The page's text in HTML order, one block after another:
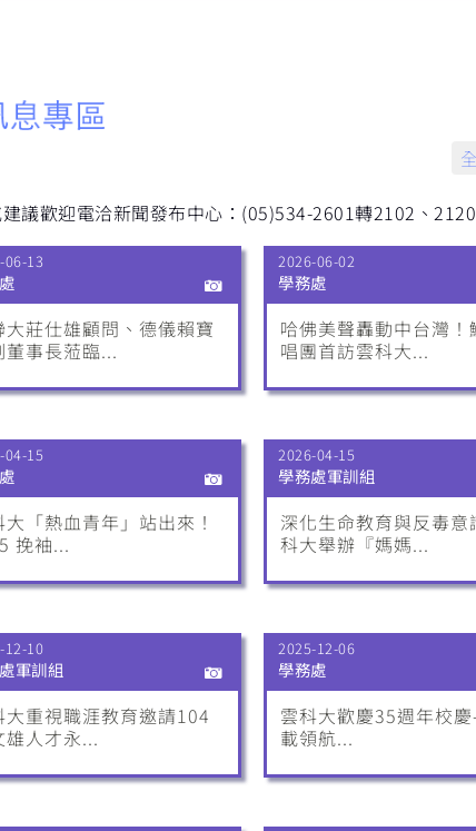
議歡迎電洽新聞發布中心：(05)534-2601轉2102、
06-13
大莊仕雄顧問、德儀賴寶
董事長蒞臨...
2026-06-02
學務處
哈佛美聲轟動中台灣！
唱團首訪雲科大...
04-15
大「熱血青年」站出來！
挽袖...
2026-04-15
學務處軍訓組
深化生命教育與反毒
科大舉辦『媽媽...
12-10
軍訓組
大重視職涯教育邀請104
雄人才永...
2025-12-06
學務處
雲科大歡慶35週年校
載領航...